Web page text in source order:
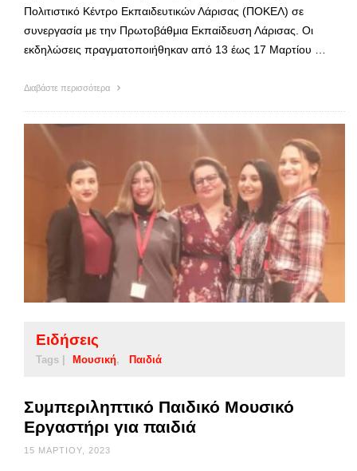
Πολιτιστικό Κέντρο Εκπαιδευτικών Λάρισας (ΠΟΚΕΛ) σε
συνεργασία με την Πρωτοβάθμια Εκπαίδευση Λάρισας. Οι
εκδηλώσεις πραγματοποιήθηκαν από 13 έως 17 Μαρτίου …
Διαβάστε περισσότερα
Ειδήσεις
Tags | Μουσική Παιδιά
Συμπεριληπτικό Παιδικό Μουσικό
Εργαστήρι για παιδιά
15 ΜΑΡΤΊΟΥ, 2023